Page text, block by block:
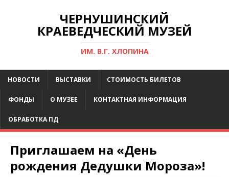
ЧЕРНУШИНСКИЙ
КРАЕВЕДЧЕСКИЙ МУЗЕЙ
ИМ. В.Г. ХЛОПИНА
НОВОСТИ ВЫСТАВКИ СТОИМОСТЬ БИЛЕТОВ
ФОНДЫ О МУЗЕЕ КОНТАКТНАЯ ИНФОРМАЦИЯ
ОБРАБОТКА ПД
Приглашаем на «День
рождения Дедушки Мороза»!